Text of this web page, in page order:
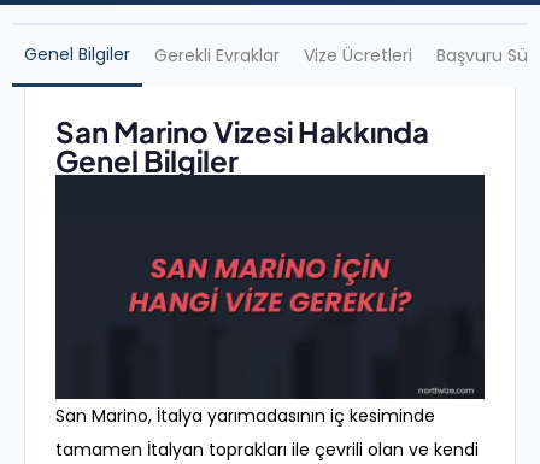
Genel Bilgiler Gerekli Evraklar Vize Ücretleri Başvuru
San Marino Vizesi Hakkında
Genel Bilgiler
San Marino, İtalya yarımadasının iç kesiminde
tamamen İtalyan toprakları ile çevrili olan ve kendi